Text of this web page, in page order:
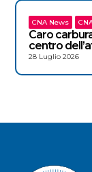
CNA News
Caro
centro
28 Luglio 2026